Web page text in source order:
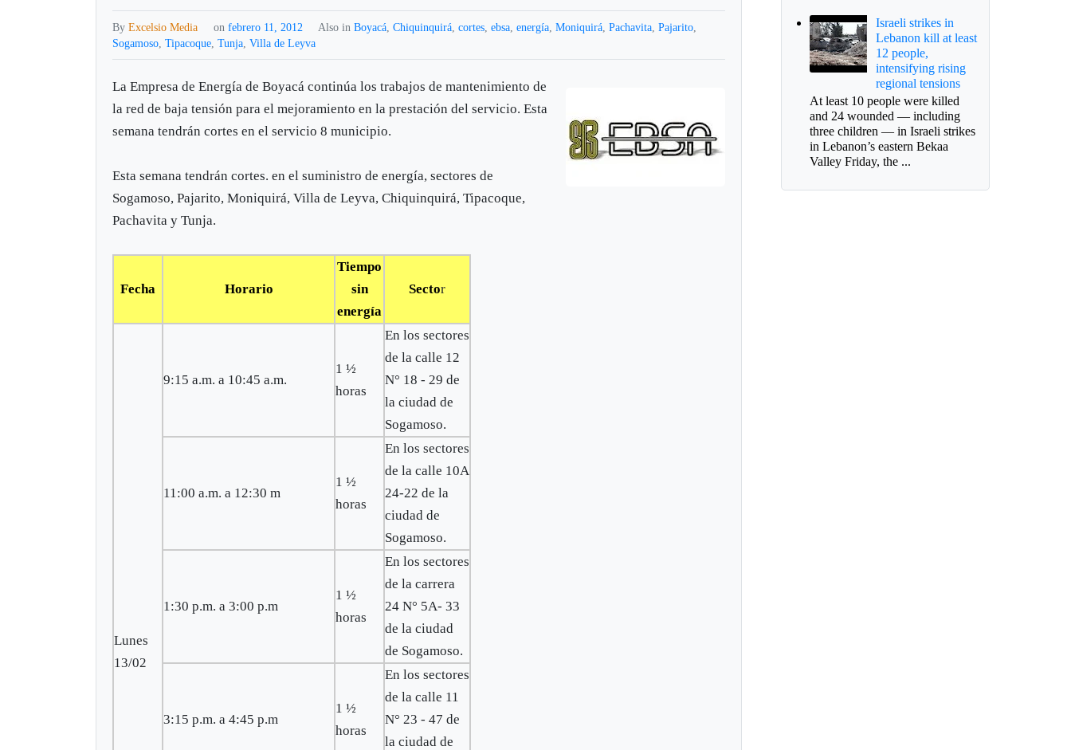
ByExcelsio Media onfebrero 11, 2012 Also inBoyacá ,Chiquinquirá ,cortes ,ebsa ,energía ,Moniquirá ,Pachavita ,Pajarito
Sogamoso ,Tipacoque ,Tunja ,Villa de Leyva
La Empresa de Energía de Boyacá continúa los trabajos de mantenimiento de
la red de baja tensión para el mejoramiento en la prestación del servicio. Esta
semana tendrán cortes en el servicio 8 municipio.
Esta semana tendrán cortes. en el suministro de energía, sectores de
Sogamoso, Pajarito, Moniquirá, Villa de Leyva, Chiquinquirá, Tipacoque,
Pachavita y Tunja.
Fecha Horario
Tiempo
sin
energía
Sector
Lunes
13/02
9:15 a.m. a 10:45 a.m.
1 ½
horas
En los sectores
de la calle 12
N° 18 - 29 de
la ciudad de
Sogamoso.
11:00 a.m. a 12:30 m
1 ½
horas
En los sectores
de la calle 10A
24-22 de la
ciudad de
Sogamoso.
1:30 p.m. a 3:00 p.m
1 ½
horas
En los sectores
de la carrera
24 N° 5A- 33
de la ciudad
de Sogamoso.
3:15 p.m. a 4:45 p.m
1 ½
horas
En los sectores
de la calle 11
N° 23 - 47 de
la ciudad de
Israeli strikes in
Lebanon kill at least
12 people,
intensifying rising
regional tensions
At least 10 people were killed
and 24 wounded — including
three children — in Israeli strikes
in Lebanon’s eastern Bekaa
Valley Friday, the ...